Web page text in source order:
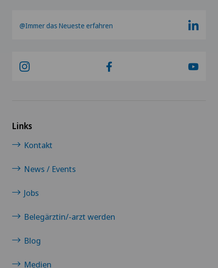
@Immer das Neueste erfahren
Links
Kontakt
News / Events
Jobs
Belegärztin/-arzt werden
Blog
Medien